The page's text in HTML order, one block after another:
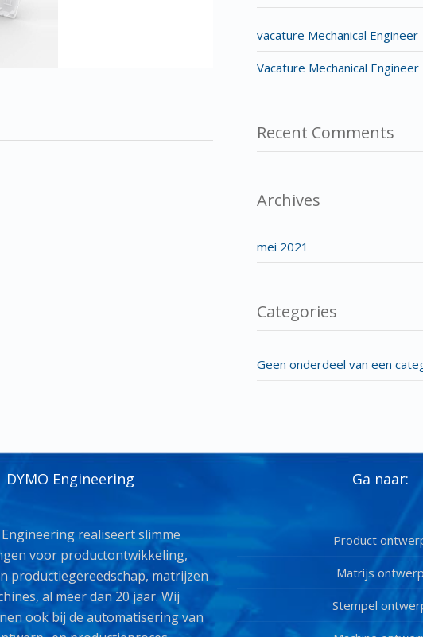
vacature Mechanical Engineer
Vacature Mechanical Engineer
Recent Comments
Archives
mei 2021
Categories
Geen onderdeel van een
DYMO Engineering
Engineering realiseert slimme
voor productontwikkeling,
productiegereedschap, matrijzen
al meer dan 20 jaar. Wij
ook bij de automatisering van
Ga naar:
Product
Matrijs ontwerp
Stempel